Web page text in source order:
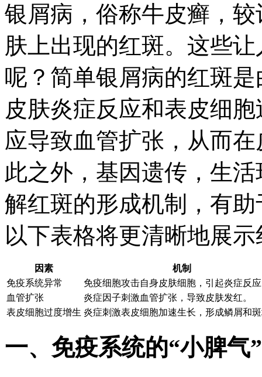
银屑病，俗称牛皮癣，
肤上出现的红斑。这些
呢？简单银屑病的红斑
皮肤炎症反应和表皮细
应导致血管扩张，从而
此之外，基因遗传，生
解红斑的形成机制，有
以下表格将更清晰地展
因素
机制
免疫系统异常
免疫细胞攻击自身皮肤细胞，引起炎症反
血管扩张
炎症因子刺激血管扩张，导致皮肤发红。
表皮细胞过度增生 炎症刺激表皮细胞加速生长，形成鳞屑和
一、免疫系统的“小脾气”